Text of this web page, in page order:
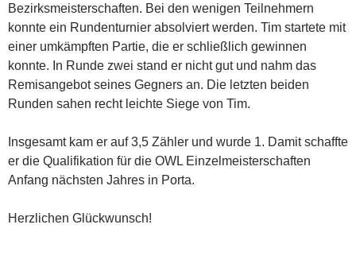
Bezirksmeisterschaften. Bei den wenigen Teilnehmern
konnte ein Rundenturnier absolviert werden. Tim startete mit
einer umkämpften Partie, die er schließlich gewinnen
konnte. In Runde zwei stand er nicht gut und nahm das
Remisangebot seines Gegners an. Die letzten beiden
Runden sahen recht leichte Siege von Tim.
Insgesamt kam er auf 3,5 Zähler und wurde 1. Damit schaffte
er die Qualifikation für die OWL Einzelmeisterschaften
Anfang nächsten Jahres in Porta.
Herzlichen Glückwunsch!